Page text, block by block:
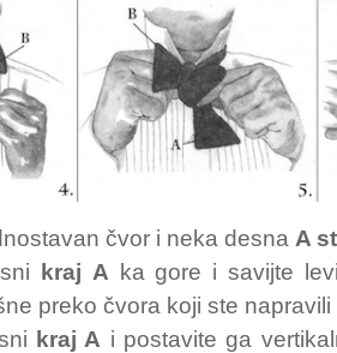
čvor i neka desna A
kraj A ka gore i savijte
preko čvora koji ste napravili
kraj A i postavite ga